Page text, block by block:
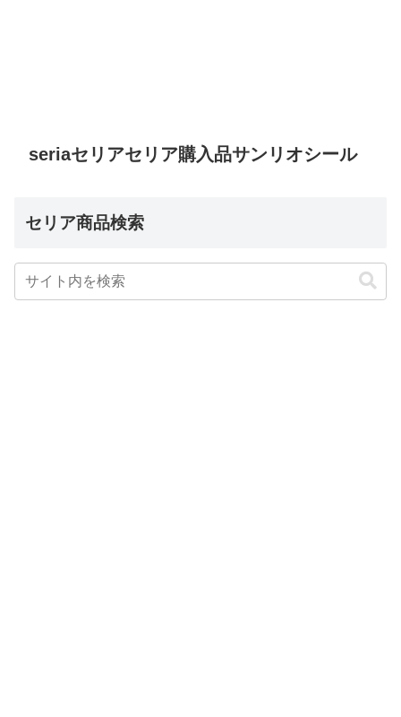
seriaセリアセリア購入品サンリオシール
セリア商品検索